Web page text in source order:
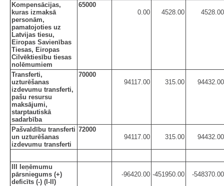
Kompensācijas,
kuras izmaksā
personām,
pamatojoties uz
Latvijas tiesu,
Eiropas Savienības
Tiesas, Eiropas
Cilvēktiesību tiesas
nolēmumiem
65000
0.00
4528.00 4528.00
Transferti,
uzturēšanas
izdevumu transferti,
pašu resursu
maksājumi,
starptautiskā
sadarbība
70000
94117.00
315.00 94432.00
Pašvaldību transferti
un uzturēšanas
izdevumu transferti
72000
94117.00
315.00 94432.00
III Ieņēmumu
pārsniegums (+)
deficīts (-) (I-II)
-96420.00 -451950.00 -548370.00